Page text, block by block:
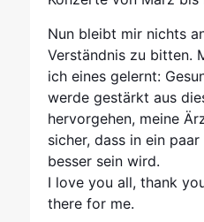
Nun bleibt mir nichts
Verständnis zu bitten.
ich eines gelernt:
werde gestärkt aus
hervorgehen, meine
sicher, dass in ein
besser sein wird.
I love you all, thank
there for me.